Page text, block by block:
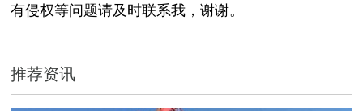
有侵权等问题请及时联系我，谢谢。
推荐资讯